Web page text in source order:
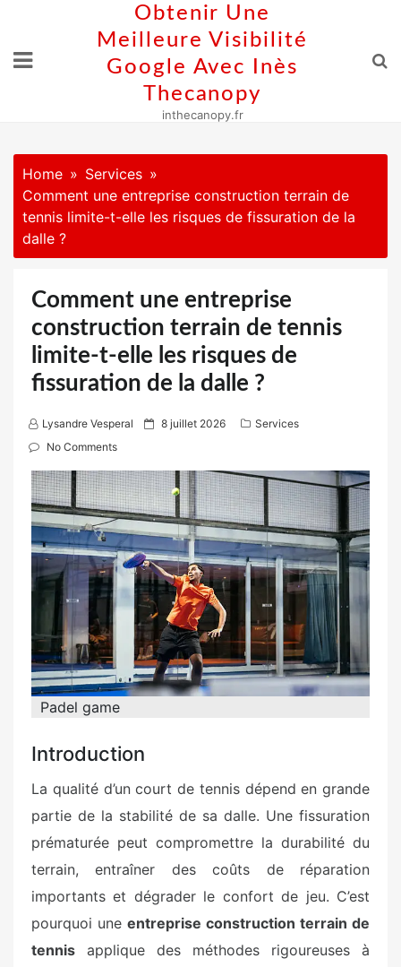
content
Obtenir Une
Meilleure Visibilité
Google Avec Inès
Thecanopy
inthecanopy.fr
Home
Services
Comment une entreprise construction terrain de
tennis limite-t-elle les risques de fissuration de la
dalle ?
Comment une entreprise
construction terrain de tennis
limite-t-elle les risques de
fissuration de la dalle ?
Lysandre Vesperal
P
t
e
d
o
n
8 juillet 2026
Services
No Comments
Padel game
Introduction
La qualité d’un court de tennis dépend en grande
partie de la stabilité de sa dalle. Une fissuration
prématurée peut compromettre la durabilité du
terrain, entraîner des coûts de réparation
importants et dégrader le confort de jeu. C’est
pourquoi une entreprise construction terrain de
tennis applique des méthodes rigoureuses à